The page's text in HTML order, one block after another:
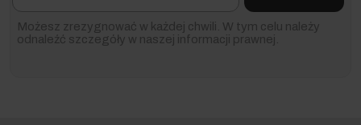
Możesz zrezygnować w każdej chwili. W tym celu należy
odnaleźć szczegóły w naszej informacji prawnej.